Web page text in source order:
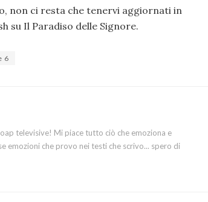
non ci resta che tenervi aggiornati in
su Il Paradiso delle Signore.
6
televisive! Mi piace tutto ciò che emoziona e
emozioni che provo nei testi che scrivo... spero di